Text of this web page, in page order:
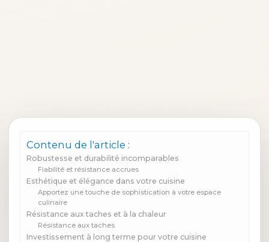
Contenu de l'article :
Robustesse et durabilité incomparables
Fiabilité et résistance accrues
Esthétique et élégance dans votre cuisine
Apportez une touche de sophistication à votre espace
culinaire
Résistance aux taches et à la chaleur
Résistance aux taches
Investissement à long terme pour votre cuisine